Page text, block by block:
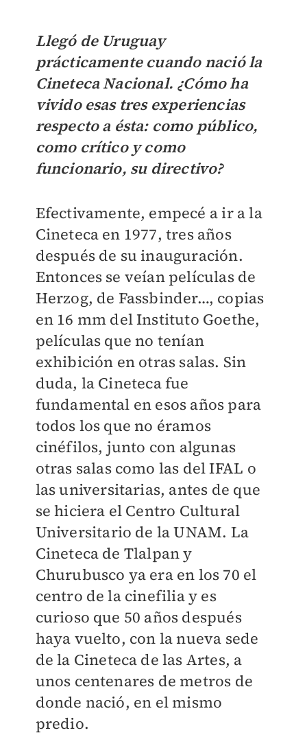
Llegó de Uruguay
prácticamente cuando nació la
Cineteca Nacional. ¿Cómo ha
vivido esas tres experiencias
respecto a ésta: como público,
como crítico y como
funcionario, su directivo?
Efectivamente, empecé a ir a la
Cineteca en 1977, tres años
después de su inauguración.
Entonces se veían películas de
Herzog, de Fassbinder…, copias
en 16 mm del Instituto Goethe,
películas que no tenían
exhibición en otras salas. Sin
duda, la Cineteca fue
fundamental en esos años para
todos los que no éramos
cinéfilos, junto con algunas
otras salas como las del IFAL o
las universitarias, antes de que
se hiciera el Centro Cultural
Universitario de la UNAM. La
Cineteca de Tlalpan y
Churubusco ya era en los 70 el
centro de la cinefilia y es
curioso que 50 años después
haya vuelto, con la nueva sede
de la Cineteca de las Artes, a
unos centenares de metros de
donde nació, en el mismo
predio.